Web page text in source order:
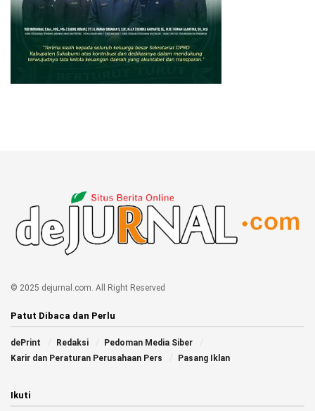
© 2025 dejurnal.com. All Right Reserved
Patut Dibaca dan Perlu
dePrint Redaksi
Pedoman Media Siber
Karir dan Peraturan Perusahaan Pers
Pasang Iklan
Ikuti